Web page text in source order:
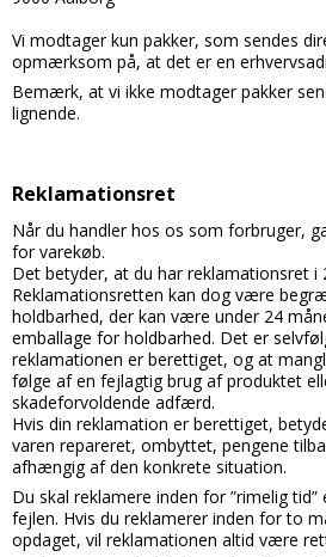
Vi modtager kun pakker, som sendes
opmærksom på, at det er en
Bemærk, at vi ikke modtager pakker
lignende.
Reklamationsret
Når du handler hos os som forbruger,
for varekøb.
Det betyder, at du har reklamationsret i
Reklamationsretten kan dog være
holdbarhed, der kan være under 24
emballage for holdbarhed. Det er
reklamationen er berettiget, og at
følge af en fejlagtig brug af produktet
skadeforvoldende adfærd.
Hvis din reklamation er berettiget,
varen repareret, ombyttet, pengene
afhængig af den konkrete situation.
Du skal reklamere inden for ”rimelig
fejlen. Hvis du reklamerer inden for to
opdaget, vil reklamationen altid være